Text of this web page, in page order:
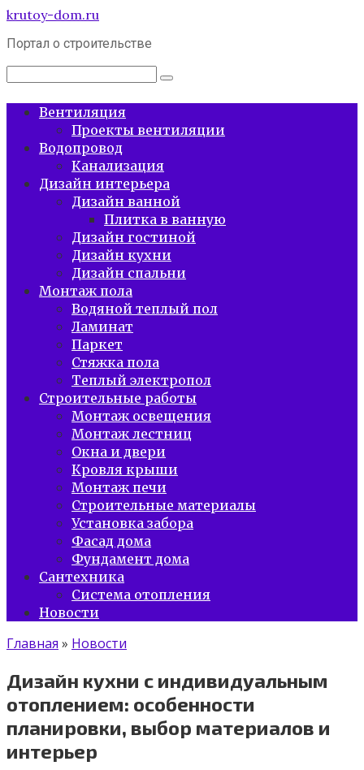
Перейти
контенту
krutoy-dom.ru
Портал о строительстве
Поиск:
Вентиляция
Проекты вентиляции
Водопровод
Канализация
Дизайн интерьера
Дизайн ванной
Плитка в ванную
Дизайн гостиной
Дизайн кухни
Дизайн спальни
Монтаж пола
Водяной теплый пол
Ламинат
Паркет
Стяжка пола
Теплый электропол
Строительные работы
Монтаж освещения
Монтаж лестниц
Окна и двери
Кровля крыши
Монтаж печи
Строительные материалы
Установка забора
Фасад дома
Фундамент дома
Сантехника
Система отопления
Новости
Главная » Новости
Дизайн кухни с индивидуальным
отоплением: особенности
планировки, выбор материалов и
интерьер